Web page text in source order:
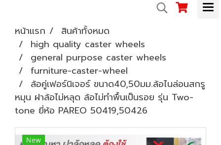
หน้าแรก
สินค้าทั้งหมด
high quality caster wheels
general purpose caster wheels
furniture-caster-wheel
ล้อคู่เฟอร์นิเจอร์ ขนาด40,50มม.ล้อไนล่อนสกรู
หมุน ฝาล้อไม่หลุด ล้อไม่ทำพื้นเป็นรอย รุ่น Two-
tone ยี่ห้อ PAREO 50419,50426
New